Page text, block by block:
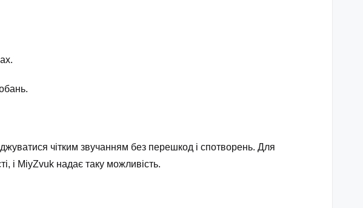
чітким звучанням без перешкод і спотворень. Для
і MiyZvuk надає таку можливість.